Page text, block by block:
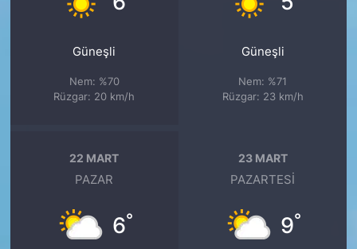
Güneşli
Nem: %70
Rüzgar: 20 km/h
Güneşli
Nem: %71
Rüzgar: 23 km/h
22 MART
PAZAR
6°
23 MART
PAZARTESI
9°